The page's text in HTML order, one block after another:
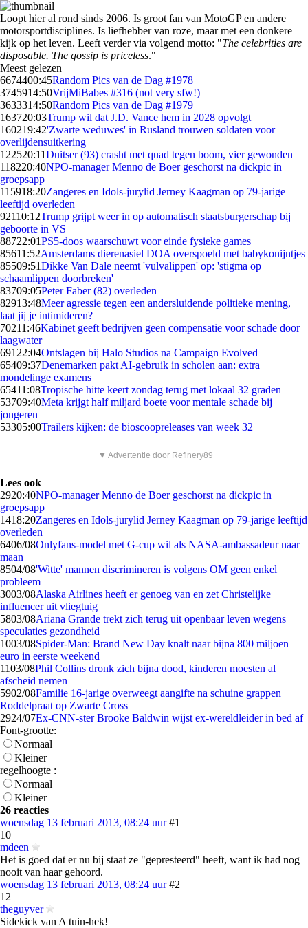
Loopt hier al rond sinds 2006. Is groot fan van MotoGP en andere
motorsportdisciplines. Is liefhebber van roze, maar met een donkere
kijk op het leven. Leeft verder via volgend motto: "The celebrities are
disposable. The gossip is priceless."
Meest gelezen
6674400:45Random Pics van de Dag #1978
3745914:50VrijMiBabes #316 (not very sfw!)
3633314:50Random Pics van de Dag #1979
163720:03Trump wil dat J.D. Vance hem in 2028 opvolgt
160219:42'Zwarte weduwes' in Rusland trouwen soldaten voor
overlijdensuitkering
122520:11Duitser (93) crasht met quad tegen boom, vier gewonden
118220:40NPO-manager Menno de Boer geschorst na dickpic in
groepsapp
115918:20Zangeres en Idols-jurylid Jerney Kaagman op 79-jarige
leeftijd overleden
92110:12Trump grijpt weer in op automatisch staatsburgerschap bij
geboorte in VS
88722:01PS5-doos waarschuwt voor einde fysieke games
85611:52Amsterdams dierenasiel DOA overspoeld met babykonijntjes
85509:51Dikke Van Dale neemt 'vulvalippen' op: 'stigma op
schaamlippen doorbreken'
83709:05Peter Faber (82) overleden
82913:48Meer agressie tegen een andersluidende politieke mening,
laat jij je intimideren?
70211:46Kabinet geeft bedrijven geen compensatie voor schade door
laagwater
691 22:04Ontslagen bij Halo Studios na Campaign Evolved
65409:37Denemarken pakt AI-gebruik in scholen aan: extra
mondelinge examens
65411:08Tropische hitte keert zondag terug met lokaal 32 graden
53709:40Meta krijgt half miljard boete voor mentale schade bij
jongeren
53305:00Trailers kijken: de bioscoopreleases van week 32
▼ Advertentie door Refinery89
Lees ook
2920:40NPO-manager Menno de Boer geschorst na dickpic in
groepsapp
1418:20Zangeres en Idols-jurylid Jerney Kaagman op 79-jarige leeftijd
overleden
6406/08Onlyfans-model met G-cup wil als NASA-ambassadeur naar
maan
8504/08'Witte' mannen discrimineren is volgens OM geen enkel
probleem
3003/08Alaska Airlines heeft er genoeg van en zet Christelijke
influencer uit vliegtuig
5803/08Ariana Grande trekt zich terug uit openbaar leven wegens
speculaties gezondheid
1003/08Spider-Man: Brand New Day knalt naar bijna 800 miljoen
euro in eerste weekend
1103/08Phil Collins dronk zich bijna dood, kinderen moesten al
afscheid nemen
5902/08Familie 16-jarige overweegt aangifte na schuine grappen
Roddelpraat op Zwarte Cross
2924/07Ex-CNN-ster Brooke Baldwin wijst ex-wereldleider in bed af
Font-grootte:
Normaal
Kleiner
regelhoogte :
Normaal
Kleiner
26 reacties
woensdag 13 februari 2013, 08:24 uur #1
10
mdeen
Het is goed dat er nu bij staat ze "gepresteerd" heeft, want ik had nog
nooit van haar gehoord.
woensdag 13 februari 2013, 08:24 uur #2
12
theguyver
Sidekick van A tuin-hek!